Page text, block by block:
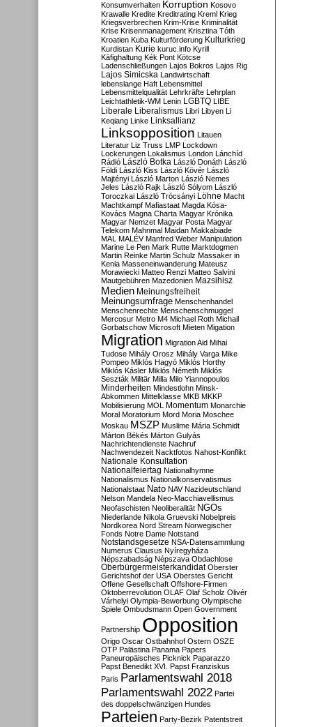
Konsumverhalten Korruption Kosovo
Krawalle Kredite Kreditrating Kreml Krieg
Kriegsverbrechen Krim-Krise Kriminalität
Krise Krisenmanagement Krisztina Tóth
Kroatien Kuba Kulturförderung Kulturkrieg
Kurdistan Kurie kuruc.info Kyrill
Käfighaltung Kék Pont Kötcse
Ladenschließungen Lajos Bokros Lajos Rig
Lajos Simicska Landwirtschaft
lebenslange Haft Lebensmittel
Lebensmittelqualität Lehrkräfte Lehrplan
Leichtathletik-WM Lenin LGBTQ LIBE
Liberale Liberalismus Libri Libyen Li
Keqiang Linke Linksallianz
Linksopposition Litauen
Literatur Liz Truss LMP Lockdown
Lockerungen Lokalismus London Lánchíd
Rádió
László Botka László Donáth László
Földi László Kiss László Kövér László
Majtényi László Marton László Nemes
Jeles László Rajk László Sólyom László
Toroczkai László Trócsányi Löhne Macht
Machtkampf Mafiastaat Magda Kósa-
Kovács Magna Charta Magyar Krónika
Magyar Nemzet Magyar Posta Magyar
Telekom Mahnmal Maidan Makkabiade
MAL MALÉV Manfred Weber Manipulation
Marine Le Pen Mark Rutte Marktdogmen
Martin Reinke Martin Schulz Massaker in
Kenia Masseneinwanderung Mateusz
Morawiecki Matteo Renzi Matteo Salvini
Mautgebühren Mazedonien Mazsihisz
Medien Meinungsfreiheit
Meinungsumfrage Menschenhandel
Menschenrechte Menschenschmuggel
Mercosur Metro M4 Michael Roth Michail
Gorbatschow Microsoft Mieten Migation
Migration Migration Aid Mihai
Tudose Mihály Orosz Mihály Varga Mike
Pompeo Miklós Hagyó Miklós Horthy
Miklós Kásler Miklós Németh Miklós
Seszták Militär Milla Milo Yiannopoulos
Minderheiten Mindestlohn Minsk-
Abkommen Mittelklasse MKB MKKP
Mobilisierung MOL Momentum Monarchie
Moral Moratorium Mord Moria Moschee
Moskau MSZP Muslime Mária Schmidt
Márton Békés Márton Gulyás
Nachrichtendienste Nachruf
Nachwendezeit Nacktfotos Nahost-Konflikt
Nationale Konsultation
Nationalfeiertag Nationalhymne
Nationalismus Nationalkonservatismus
Nationalstaat Nato NAV Nazideutschland
Nelson Mandela Neo-Macchiavellismus
Neofaschisten Neoliberalität NGOs
Niederlande Nikola Gruevski Nobelpreis
Nordkorea Nord Stream Norwegischer
Fonds Notre Dame Notstand
Notstandsgesetze NSA-Datensammlung
Numerus Clausus Nyíregyháza
Népszabadság Népszava Obdachlose
Oberbürgermeisterkandidat Oberster
Gerichtshof der USA Oberstes Gericht
Offene Gesellschaft Offshore-Firmen
Oktoberrevolution OLAF Olaf Scholz Olivér
Várhelyi Olympia-Bewerbung Olympische
Spiele Ombudsmann Open Government
Partnership Opposition
Origo Oscar Ostbahnhof Ostern OSZE
OTP Palästina Panama Papers
Paneuropäisches Picknick Paparazzo
Papst Benedikt XVI. Papst Franziskus
Paris Parlamentswahl 2018
Parlamentswahl 2022 Partei
des doppelschwänzigen Hundes
Parteien Party-Bezirk Patentstreit